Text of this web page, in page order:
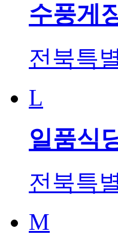
수풍게
전북특
L
일품식
전북특
M